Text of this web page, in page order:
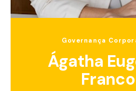
Governança
Ágatha
Franco